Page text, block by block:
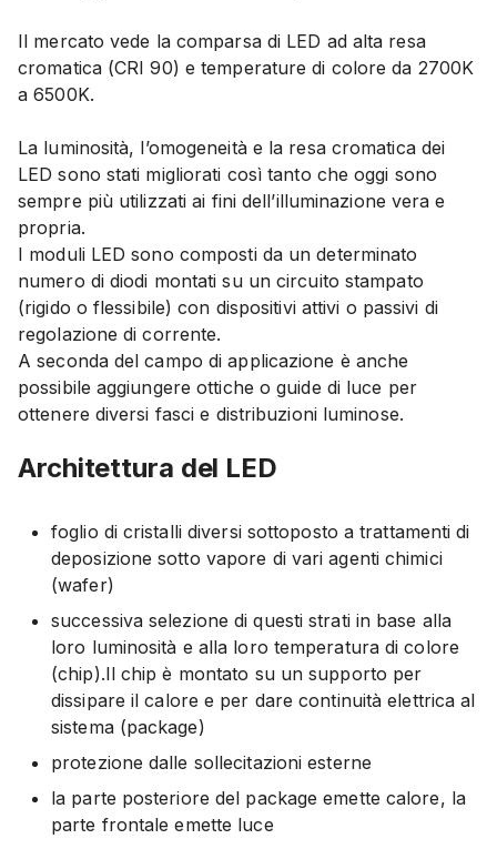
Il mercato vede la comparsa di LED ad alta resa
cromatica (CRI 90) e temperature di colore da 2700K
a 6500K.
La luminosità, l’omogeneità e la resa cromatica dei
LED sono stati migliorati così tanto che oggi sono
sempre più utilizzati ai fini dell’illuminazione vera e
propria.
I moduli LED sono composti da un determinato
numero di diodi montati su un circuito stampato
(rigido o flessibile) con dispositivi attivi o passivi di
regolazione di corrente.
A seconda del campo di applicazione è anche
possibile aggiungere ottiche o guide di luce per
ottenere diversi fasci e distribuzioni luminose.
Architettura del LED
foglio di cristalli diversi sottoposto a trattamenti di
deposizione sotto vapore di vari agenti chimici
(wafer)
successiva selezione di questi strati in base alla
loro luminosità e alla loro temperatura di colore
(chip).Il chip è montato su un supporto per
dissipare il calore e per dare continuità elettrica al
sistema (package)
protezione dalle sollecitazioni esterne
la parte posteriore del package emette calore, la
parte frontale emette luce